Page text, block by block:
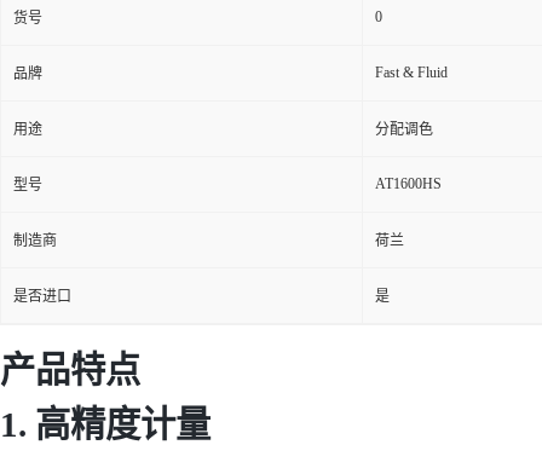
货号 0
品牌 Fast & Fluid
用途 分配调色
型号 AT1600HS
制造商 荷兰
是否进口 是
产品特点
1. 高精度计量